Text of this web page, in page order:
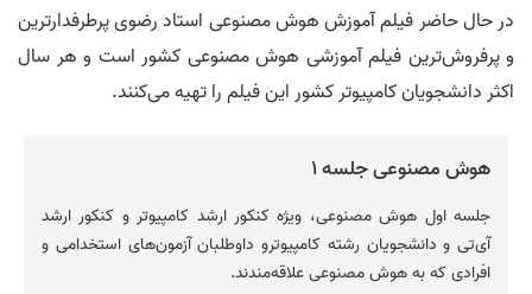
در حال حاضر فیلم آموزش هوش مصنوعی استاد رضوی پرطرفدارترین
و پرفروش‌ترین فیلم آموزشی هوش مصنوعی کشور است و هر سال
اکثر دانشجویان کامپیوتر کشور این فیلم را تهیه می‌کنند.
هوش مصنوعی جلسه 1
جلسه اول هوش مصنوعی، ویژه کنکور ارشد کامپیوتر و کنکور ارشد
آی‌تی و دانشجویان رشته کامپیوترو داوطلبان آزمون‌های استخدامی و
افرادی که به هوش مصنوعی علاقه‌مندند.